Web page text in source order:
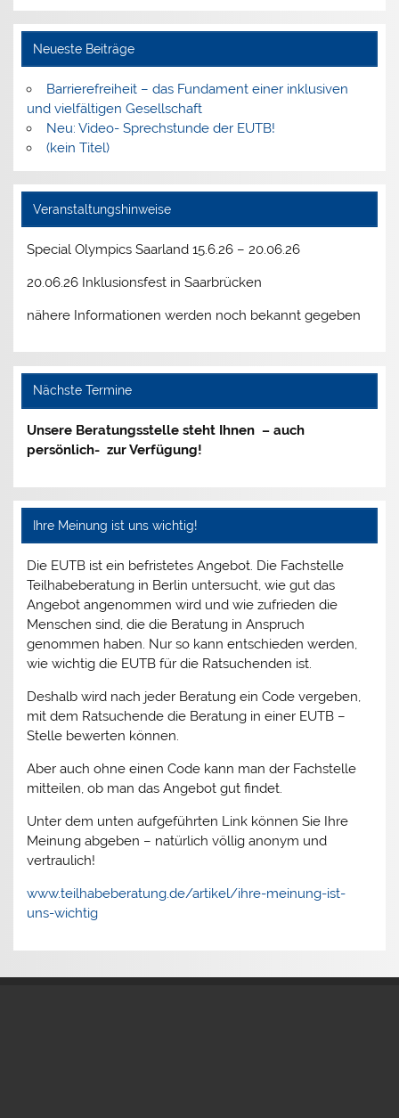
Neueste Beiträge
Barrierefreiheit – das Fundament einer inklusiven
und vielfältigen Gesellschaft
Neu: Video- Sprechstunde der EUTB!
(kein Titel)
Veranstaltungshinweise
Special Olympics Saarland 15.6.26 – 20.06.26
20.06.26 Inklusionsfest in Saarbrücken
nähere Informationen werden noch bekannt gegeben
Nächste Termine
Unsere Beratungsstelle steht Ihnen – auch
persönlich- zur Verfügung!
Ihre Meinung ist uns wichtig!
Die EUTB ist ein befristetes Angebot. Die Fachstelle
Teilhabeberatung in Berlin untersucht, wie gut das
Angebot angenommen wird und wie zufrieden die
Menschen sind, die die Beratung in Anspruch
genommen haben. Nur so kann entschieden werden,
wie wichtig die EUTB für die Ratsuchenden ist.
Deshalb wird nach jeder Beratung ein Code vergeben,
mit dem Ratsuchende die Beratung in einer EUTB –
Stelle bewerten können.
Aber auch ohne einen Code kann man der Fachstelle
mitteilen, ob man das Angebot gut findet.
Unter dem unten aufgeführten Link können Sie Ihre
Meinung abgeben – natürlich völlig anonym und
vertraulich!
www.teilhabeberatung.de/artikel/ihre-meinung-ist-
uns-wichtig